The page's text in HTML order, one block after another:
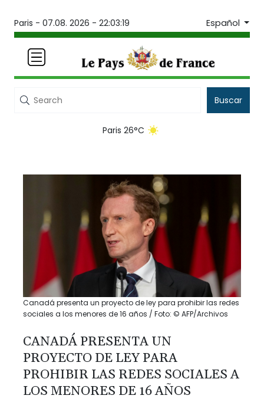
Paris - 07.08. 2026 - 22:03:19 Español
Buscar
Paris 26°C
Canadá presenta un proyecto de ley para prohibir las redes
sociales a los menores de 16 años / Foto: © AFP/Archivos
CANADÁ PRESENTA UN
PROYECTO DE LEY PARA
PROHIBIR LAS REDES SOCIALES A
LOS MENORES DE 16 AÑOS